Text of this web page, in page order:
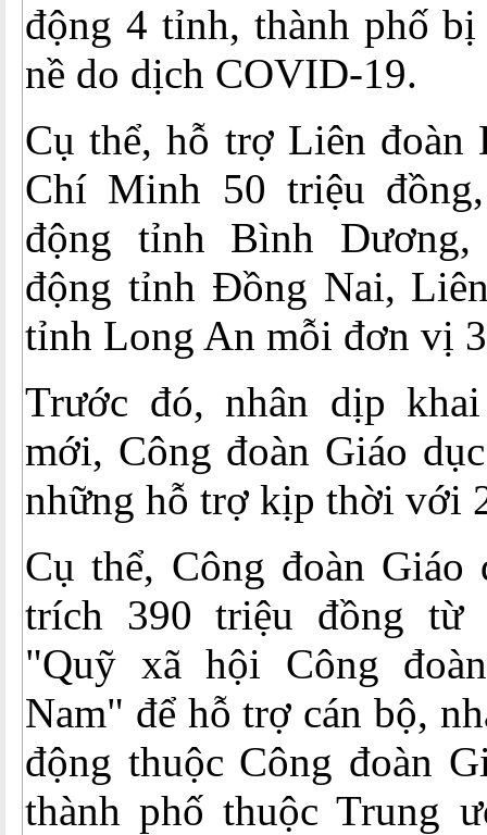
động 4 tỉnh, thành phố
nề do dịch COVID-19.
Cụ thể, hỗ trợ Liên đoàn
Chí Minh 50 triệu
động tỉnh Bình
động tỉnh Đồng Nai,
tỉnh Long An mỗi đơn vị
Trước đó, nhân dịp
mới, Công đoàn Giáo
những hỗ trợ kịp thời với
Cụ thể, Công đoàn Giáo
trích 390 triệu đồng từ
"Quỹ xã hội Công
Nam" để hỗ trợ cán bộ,
động thuộc Công đoàn
thành phố thuộc Trung